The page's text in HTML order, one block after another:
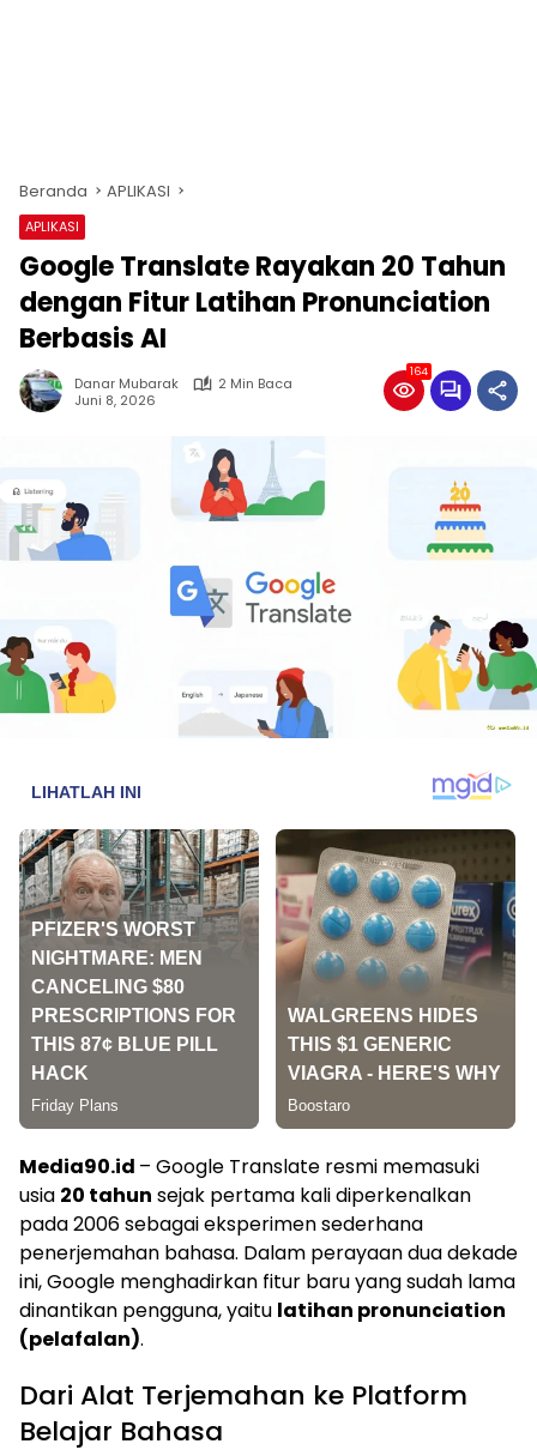
Beranda APLIKASI
APLIKASI
Google Translate Rayakan 20 Tahun
dengan Fitur Latihan Pronunciation
Berbasis AI
Danar Mubarak
2 Min Baca
Juni 8, 2026
164
Media90.id – Google Translate resmi memasuki
usia 20 tahun sejak pertama kali diperkenalkan
pada 2006 sebagai eksperimen sederhana
penerjemahan bahasa. Dalam perayaan dua dekade
ini, Google menghadirkan fitur baru yang sudah lama
dinantikan pengguna, yaitu latihan pronunciation
(pelafalan).
Dari Alat Terjemahan ke Platform
Belajar Bahasa